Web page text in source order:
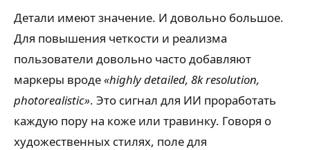
Детали имеют значение. И довольно большое.
Для повышения четкости и реализма
пользователи довольно часто добавляют
маркеры вроде«highly detailed, 8k resolution,
photorealistic». Это сигнал для ИИ проработать
каждую пору на коже или травинку. Говоря о
художественных стилях, поле для